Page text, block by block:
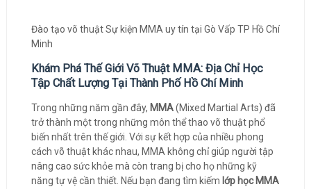
Đào tạo võ thuật Sự kiện MMA uy tín tại Gò Vấp TP Hồ Chí
Minh
Khám Phá Thế Giới Võ Thuật MMA: Địa Chỉ Học
Tập Chất Lượng Tại Thành Phố Hồ Chí Minh
Trong những năm gần đây, MMA(Mixed Martial Arts) đã
trở thành một trong những môn thể thao võ thuật phổ
biến nhất trên thế giới. Với sự kết hợp của nhiều phong
cách võ thuật khác nhau, MMA không chỉ giúp người tập
nâng cao sức khỏe mà còn trang bị cho họ những kỹ
năng tự vệ cần thiết. Nếu bạn đang tìm kiếm lớp học MMA